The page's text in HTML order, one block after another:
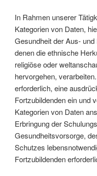
In Rahmen unserer
Kategorien von Daten,
Gesundheit der Aus-
denen die ethnische
religiöse oder
hervorgehen,
erforderlich, eine
Fortzubildenden ein und
Kategorien von Daten
Erbringung der
Gesundheitsvorsorge,
Schutzes
Fortzubildenden